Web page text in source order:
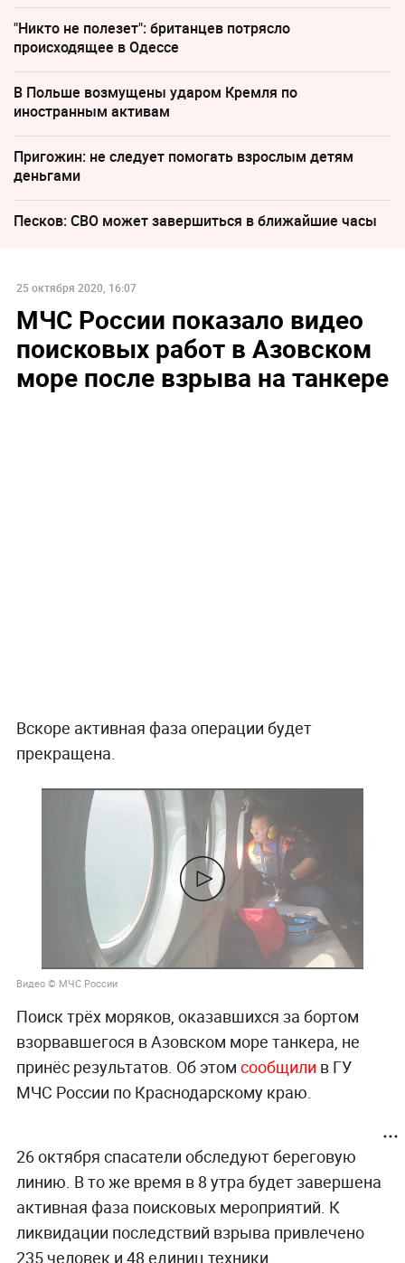
"Никто не полезет": британцев потрясло
происходящее в Одессе
В Польше возмущены ударом Кремля по
иностранным активам
Пригожин: не следует помогать взрослым детям
деньгами
Песков: СВО может завершиться в ближайшие часы
25 октября 2020, 16:07
МЧС России показало видео
поисковых работ в Азовском
море после взрыва на танкере
Вскоре активная фаза операции будет
прекращена.
Видео © МЧС России
Поиск трёх моряков, оказавшихся за бортом
взорвавшегося в Азовском море танкера, не
принёс результатов. Об этом сообщили в ГУ
МЧС России по Краснодарскому краю.
26 октября спасатели обследуют береговую
линию. В то же время в 8 утра будет завершена
активная фаза поисковых мероприятий. К
ликвидации последствий взрыва привлечено
235 человек и 48 единиц техники.